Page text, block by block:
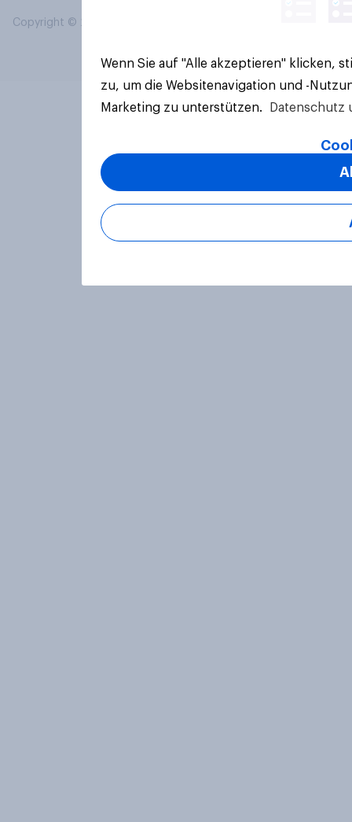
Copyright © 2026 YouGov PLC. Alle Rechte vorbehalten.
Wenn Sie auf "Alle akzeptieren" klicken,
zu, um die Websitenavigation und -
Marketing zu unterstützen.
Datenschutz